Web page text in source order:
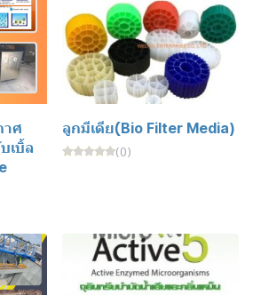
าศ
เบิ้ล
ลูกมีเดีย(ฺBio Filter Media)
(0)